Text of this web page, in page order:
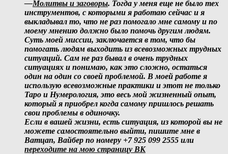
—Молитвы и заговоры. Тогда у меня еще не было тех
инструментов, с которыми я работаю сейчас и я
выкладывал то, что не раз помогало мне самому и по
моему мнению должно было помочь другим людям.
Суть моей миссии, заключается в том, что бы
помогать людям выходить из всевозможных трудных
ситуаций. Сам не раз бывал в очень трудных
ситуациях и понимаю, как это сложно, остаться
один на один со своей проблемой. В моей работе я
использую всевозможные практики и этот не только
Таро и Нумерология, это весь мой жизненный опыт,
который я приобрел когда самому пришлось решать
свои проблемы в одиночку.
Если в вашей жизни, есть ситуация, из которой вы не
можете самостоятельно выйти, пишите мне в
Ватцап, Вайбер по номеру +7 925 099 2555 или
переходите на мою страницу ВК